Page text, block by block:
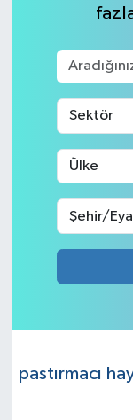
pastırmacı